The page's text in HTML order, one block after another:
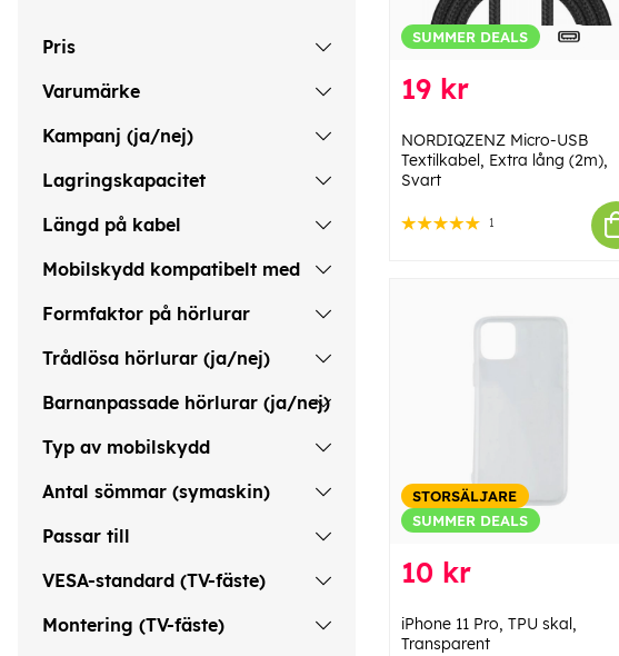
Pris
Varumärke
Kampanj (ja/nej)
Lagringskapacitet
Längd på kabel
Mobilskydd kompatibelt med
Formfaktor på hörlurar
Trådlösa hörlurar (ja/nej)
Barnanpassade hörlurar (ja/nej)
Typ av mobilskydd
Antal sömmar (symaskin)
Passar till
VESA-standard (TV-fäste)
Montering (TV-fäste)
SUMMER DEALS
19 kr
NORDIQZENZ Micro-USB
Textilkabel, Extra lång (2m),
Svart
1
STORSÄLJARE
SUMMER DEALS
10 kr
iPhone 11 Pro, TPU skal,
Transparent